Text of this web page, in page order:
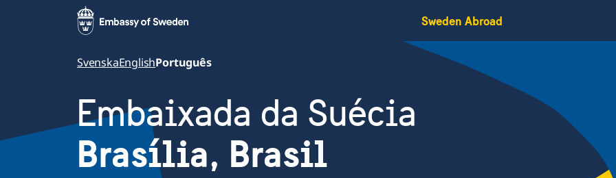
Sweden Abroad
SvenskaEnglishPortuguês
Embaixada da Suécia
Brasília, Brasil